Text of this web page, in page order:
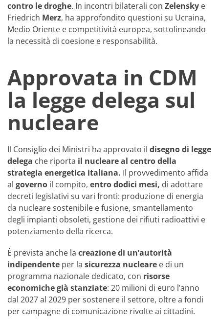
contro le droghe. In incontri bilaterali con Zelensky e
Friedrich Merz, ha approfondito questioni su Ucraina,
Medio Oriente e competitività europea, sottolineando
la necessità di coesione e responsabilità.
Approvata in CDM
la legge delega sul
nucleare
Il Consiglio dei Ministri ha approvato il disegno di legge
delega che riporta il nucleare al centro della
strategia energetica italiana. Il provvedimento affida
al governo il compito, entro dodici mesi, di adottare
decreti legislativi su vari fronti: produzione di energia
da nucleare sostenibile e fusione, smantellamento
degli impianti obsoleti, gestione dei rifiuti radioattivi e
potenziamento della ricerca.
È prevista anche la creazione di un’autorità
indipendente per la sicurezza nucleare e di un
programma nazionale dedicato, con risorse
economiche già stanziate: 20 milioni di euro l’anno
dal 2027 al 2029 per sostenere il settore, oltre a fondi
per campagne di comunicazione rivolte ai cittadini.